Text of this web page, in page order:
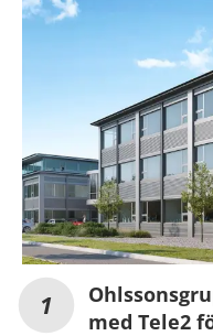
med Tele2